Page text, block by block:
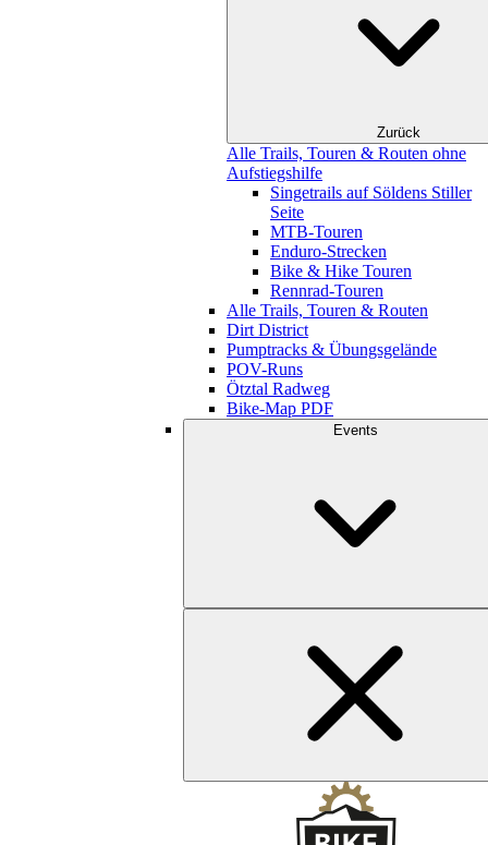
Zurück
Alle Trails, Touren & Routen ohne
Aufstiegshilfe
Singetrails auf Söldens Stiller
Seite
MTB-Touren
Enduro-Strecken
Bike & Hike Touren
Rennrad-Touren
Alle Trails, Touren & Routen
Dirt District
Pumptracks & Übungsgelände
POV-Runs
Ötztal Radweg
Bike-Map PDF
Events